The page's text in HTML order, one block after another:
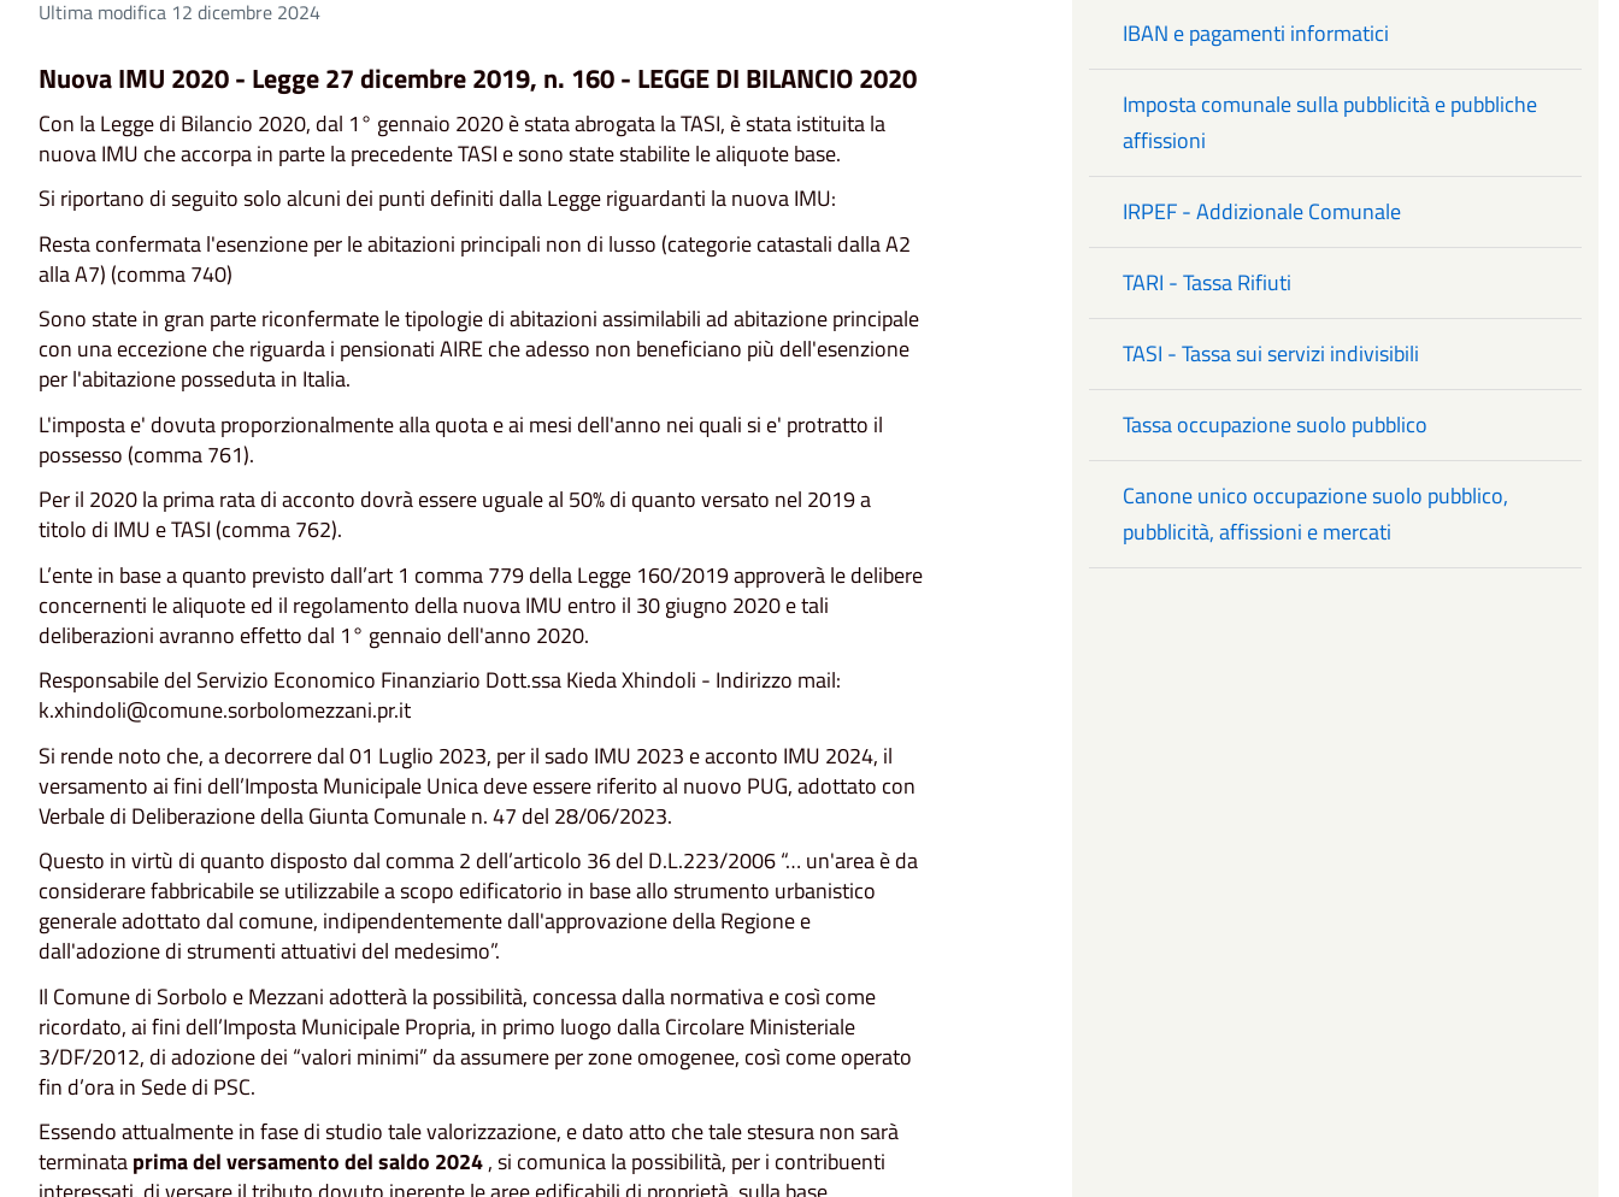
Ultima modifica 12 dicembre 2024
Nuova IMU 2020 - Legge 27 dicembre 2019, n. 160 - LEGGE DI BILANCIO 2020
Con la Legge di Bilancio 2020, dal 1° gennaio 2020 è stata abrogata la TASI, è stata istituita la
nuova IMU che accorpa in parte la precedente TASI e sono state stabilite le aliquote base.
Si riportano di seguito solo alcuni dei punti definiti dalla Legge riguardanti la nuova IMU:
Resta confermata l'esenzione per le abitazioni principali non di lusso (categorie catastali dalla A2
alla A7) (comma 740)
Sono state in gran parte riconfermate le tipologie di abitazioni assimilabili ad abitazione principale
con una eccezione che riguarda i pensionati AIRE che adesso non beneficiano più dell'esenzione
per l'abitazione posseduta in Italia.
L'imposta e' dovuta proporzionalmente alla quota e ai mesi dell'anno nei quali si e' protratto il
possesso (comma 761).
Per il 2020 la prima rata di acconto dovrà essere uguale al 50% di quanto versato nel 2019 a
titolo di IMU e TASI (comma 762).
L’ente in base a quanto previsto dall’art 1 comma 779 della Legge 160/2019 approverà le delibere
concernenti le aliquote ed il regolamento della nuova IMU entro il 30 giugno 2020 e tali
deliberazioni avranno effetto dal 1° gennaio dell'anno 2020.
Responsabile del Servizio Economico Finanziario Dott.ssa Kieda Xhindoli - Indirizzo mail:
k.xhindoli@comune.sorbolomezzani.pr.it
Si rende noto che, a decorrere dal01 Luglio 2023, per il sado IMU 2023 e acconto IMU 2024, il
versamento ai fini dell’Imposta Municipale Unica deve essere riferito al nuovo PUG, adottato con
Verbale di Deliberazione della Giunta Comunale n. 47 del 28/06/2023.
Questo in virtù di quanto disposto dal comma 2 dell’articolo 36 del D.L.223/2006 “… un'area è da
considerare fabbricabile se utilizzabile a scopo edificatorio in base allo strumento urbanistico
generale adottato dal comune, indipendentemente dall'approvazione della Regione e
dall'adozione di strumenti attuativi del medesimo”.
Il Comune di Sorbolo e Mezzani adotterà la possibilità, concessa dalla normativa e così come
ricordato, ai fini dell’Imposta Municipale Propria, in primo luogo dalla Circolare Ministeriale
3/DF/2012, di adozione dei “valori minimi” da assumere per zone omogenee, così come operato
fin d’ora in Sede di PSC.
Essendo attualmente in fase di studio tale valorizzazione, e dato atto che tale stesura non sarà
terminataprima del versamento del saldo 2024, si comunica la possibilità, per i contribuenti
IBAN e pagamenti informatici
Imposta comunale sulla pubblicità e pubbliche
affissioni
IRPEF - Addizionale Comunale
TARI - Tassa Rifiuti
TASI - Tassa sui servizi indivisibili
Tassa occupazione suolo pubblico
Canone unico occupazione suolo pubblico,
pubblicità, affissioni e mercati